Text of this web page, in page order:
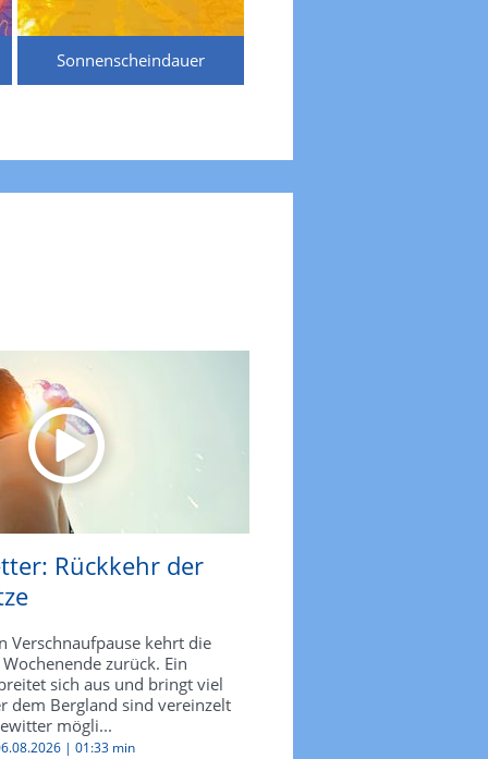
Sonnenscheindauer
Rückkehr der
Verschnaufpause kehrt die
zurück. Ein
sich aus und bringt viel
dem Bergland sind vereinzelt
mögli...
| 01:33 min